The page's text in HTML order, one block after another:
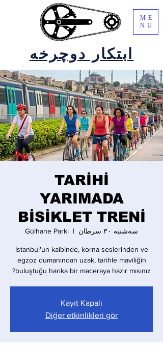
ابتکار دوچرخه
ME
NU
TARİHİ
YARIMADA
BİSİKLET TRENİ
سه‌شنبه ۳۰ سرطان
  |
Gülhane Parkı
İstanbul'un kalbinde, korna seslerinden ve
egzoz dumanından uzak, tarihle maviliğin
buluştuğu harika bir maceraya hazır mısınız?
Kayıt Kapalı
Diğer etkinlikleri gör